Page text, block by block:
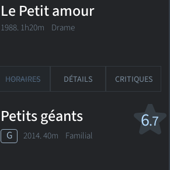
Le Petit amour
1988. 1h20m Drame
HORAIRES DÉTAILS CRITIQUES
6.7
Petits géants
G 2014. 40m Familial